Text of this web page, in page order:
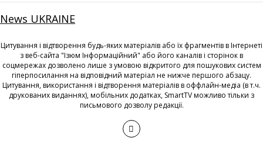
News UKRAINE
Цитування і відтворення будь-яких матеріалів або їх фрагментів в Інтернеті
з веб-сайта "Ізюм Інформаційний" або його каналів і сторінок в
соцмережах дозволено лише з умовою відкритого для пошукових систем
гіперпосилання на відповідний матеріал не нижче першого абзацу.
Цитування, використання і відтворення матеріалів в оффлайн-медіа (в т.ч.
друкованих виданнях), мобільних додатках, SmartTV можливо тільки з
письмового дозволу редакції.